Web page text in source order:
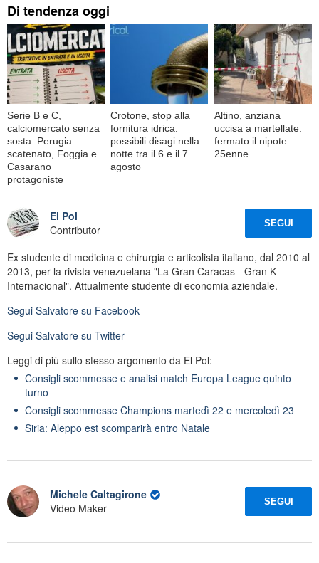
Di tendenza oggi
Serie B e C,
calciomercato senza
sosta: Perugia
scatenato, Foggia e
Casarano
protagoniste
Crotone, stop alla
fornitura idrica:
possibili disagi nella
notte tra il 6 e il 7
agosto
Altino, anziana
uccisa a martellate:
fermato il nipote
25enne
El Pol
Contributor
SEGUI
Ex studente di medicina e chirurgia e articolista italiano, dal 2010 al
2013, per la rivista venezuelana "La Gran Caracas - Gran K
Internacional". Attualmente studente di economia aziendale.
Segui Salvatore su Facebook
Segui Salvatore su Twitter
Leggi di più sullo stesso argomento da El Pol:
Consigli scommesse e analisi match Europa League quinto
turno
Consigli scommesse Champions martedì 22 e mercoledì 23
Siria: Aleppo est scomparirà entro Natale
Michele Caltagirone
Video Maker
SEGUI